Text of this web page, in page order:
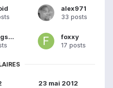
alex971
33 posts
gileragsm80
foxxy
17 posts
23 mai 2012